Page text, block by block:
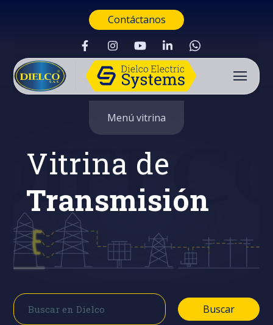
Contáctanos
Buscar
Menú vitrina
Vitrina de
Transmisión
Buscar
Buscar